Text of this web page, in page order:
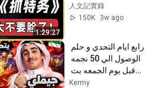
1:29:27
宣傳太不要臉了！#
窦文涛#周轶君#马
圆桌派#圆桌派第八
季 #人文紀實錄
人文記實錄
150K
3w ago
مباشر موبايل ليجيند
Kermy